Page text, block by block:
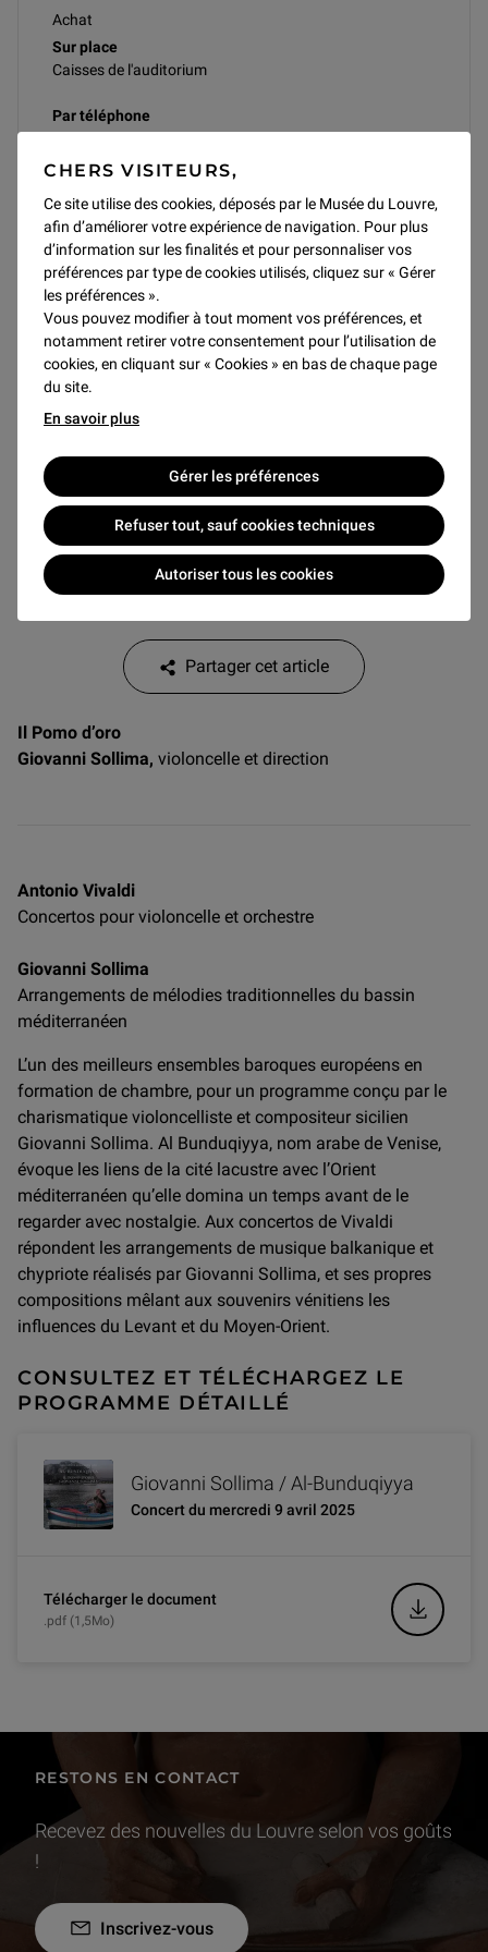
CHERS VISITEURS,
Ce site utilise des cookies, déposés par le Musée du Louvre,
afin d’améliorer votre expérience de navigation. Pour plus
d’information sur les finalités et pour personnaliser vos
préférences par type de cookies utilisés, cliquez sur « Gérer
les préférences ».
Vous pouvez modifier à tout moment vos préférences, et
notamment retirer votre consentement pour l’utilisation de
cookies, en cliquant sur « Cookies » en bas de chaque page
du site.
En savoir plus
Gérer les préférences
Refuser tout, sauf cookies techniques
Autoriser tous les cookies
Achat
Sur place
Caisses de l'auditorium
Par téléphone
Du lundi au samedi (sauf mardi) de 9h à 17h
n’est pas indiqué, les billets sont envoyés par courrier
postal ou à retirer à l’accueil de l’auditorium (30 minutes
avant le début de la séance).
Les places non retirées ne sont ni remboursées ni
échangées.
En cas de tarif réduit, le justificatif sera demandé le jour
de la manifestation. Si le justificatif ne correspond pas au
tarif réduit, le spectateur devra acheter un billet à tarif
plein.
Jusqu’à 17h30 : par le passage Richelieu
Après 17h30 : par la Pyramide uniquement
Partager cet article
Il Pomo d’oro
Giovanni Sollima, violoncelle et direction
Antonio Vivaldi
Concertos pour violoncelle et orchestre
Giovanni Sollima
Arrangements de mélodies traditionnelles du bassin
méditerranéen
L’un des meilleurs ensembles baroques européens en
formation de chambre, pour un programme conçu par le
charismatique violoncelliste et compositeur sicilien
Giovanni Sollima. Al Bunduqiyya, nom arabe de Venise,
évoque les liens de la cité lacustre avec l’Orient
méditerranéen qu’elle domina un temps avant de le
regarder avec nostalgie. Aux concertos de Vivaldi
répondent les arrangements de musique balkanique et
chypriote réalisés par Giovanni Sollima, et ses propres
compositions mêlant aux souvenirs vénitiens les
influences du Levant et du Moyen-Orient.
CONSULTEZ ET TÉLÉCHARGEZ LE
PROGRAMME DÉTAILLÉ
Giovanni Sollima / Al-Bunduqiyya
Concert du mercredi 9 avril 2025
Télécharger le document
.pdf (1,5Mo)
RESTONS EN CONTACT
Recevez des nouvelles du Louvre selon vos goûts
!
Inscrivez-vous